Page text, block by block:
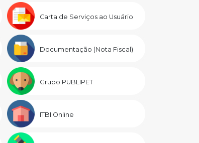
Carta de Serviços ao Usuário
Documentação (Nota Fiscal)
Grupo PUBLIPET
ITBI Online